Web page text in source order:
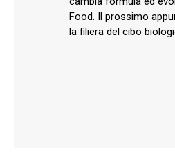
Food. Il prossimo
la filiera del cibo